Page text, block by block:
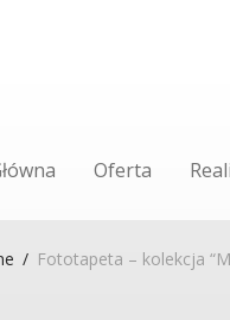
Oferta
/ Fototapeta – kolekcja